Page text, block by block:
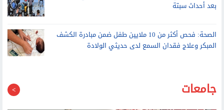
المبكر وعلاج فقدان السمع لدى حديثي الولادة